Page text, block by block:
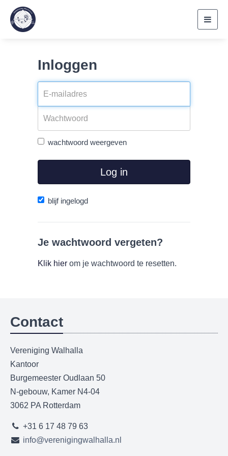
Inloggen
wachtwoord weergeven
Log in
blijf ingelogd
Je wachtwoord vergeten?
Klik hier om je wachtwoord te resetten.
Contact
Vereniging Walhalla
Kantoor
Burgemeester Oudlaan 50
N-gebouw, Kamer N4-04
3062 PA Rotterdam
+31 6 17 48 79 63
info@verenigingwalhalla.nl